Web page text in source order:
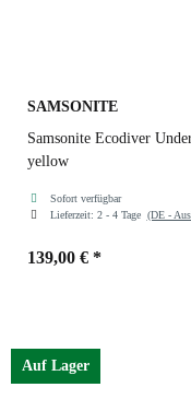
SAMSONITE
Samsonite Ecodiver
yellow
Sofort verfügbar
Lieferzeit: 2 - 4 Tage (DE -
139,00 € *
Auf Lager